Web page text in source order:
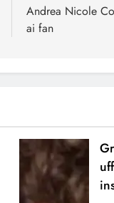
Andrea Nicole
ai fan